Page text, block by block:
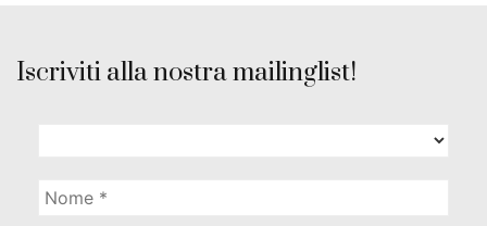
Iscriviti alla nostra mailinglist!